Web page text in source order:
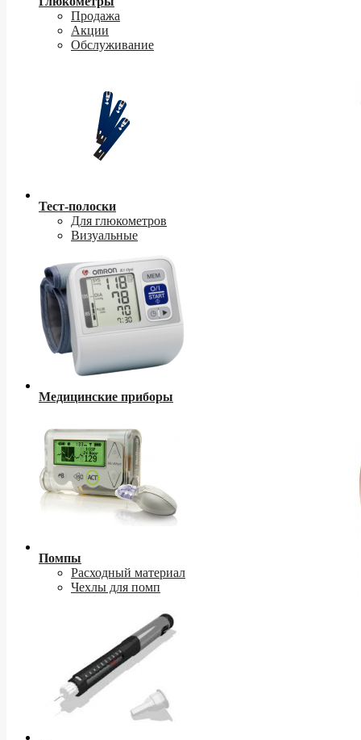
Продажа
Акции
Обслуживание
Тест-полоски
Для глюкометров
Визуальные
Медицинские приборы
Помпы
Расходный материал
Чехлы для помп